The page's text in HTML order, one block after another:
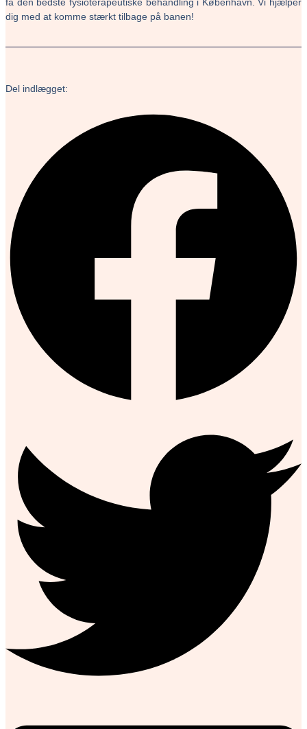
dig med at komme stærkt tilbage på banen!
Del indlægget: